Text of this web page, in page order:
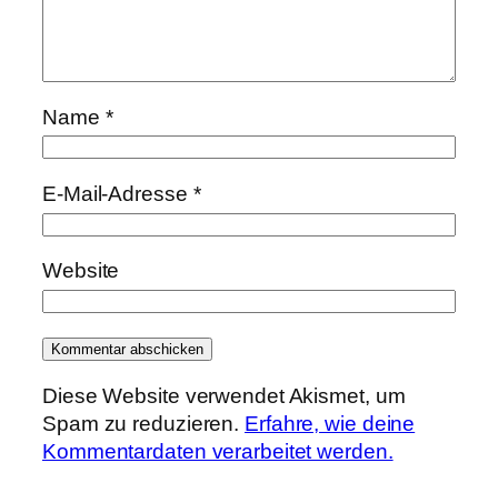
Name *
E-Mail-Adresse *
Website
Diese Website verwendet Akismet, um
Spam zu reduzieren. Erfahre, wie deine
Kommentardaten verarbeitet werden.